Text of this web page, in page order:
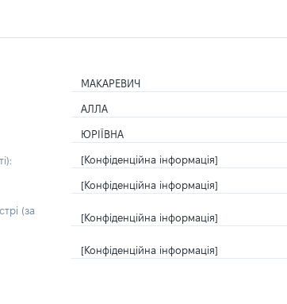
МАКАРЕВИЧ
АЛЛА
ЮРІЇВНА
[Конфіденційна інформація]
[Конфіденційна інформація]
(за
[Конфіденційна інформація]
[Конфіденційна інформація]